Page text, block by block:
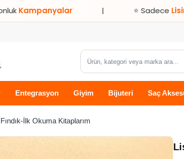
| ⭐ Sadece Lisinya’da!
Ürün,
marka
ara...
Entegrasyon Giyim Bijuteri Saç
İlk Okuma Kitaplarım